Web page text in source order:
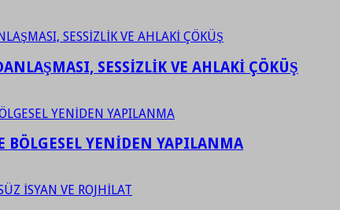
SESSİZLİK VE AHLAKİ ÇÖKÜŞ
BÖLGESEL YENİDEN YAPILANMA